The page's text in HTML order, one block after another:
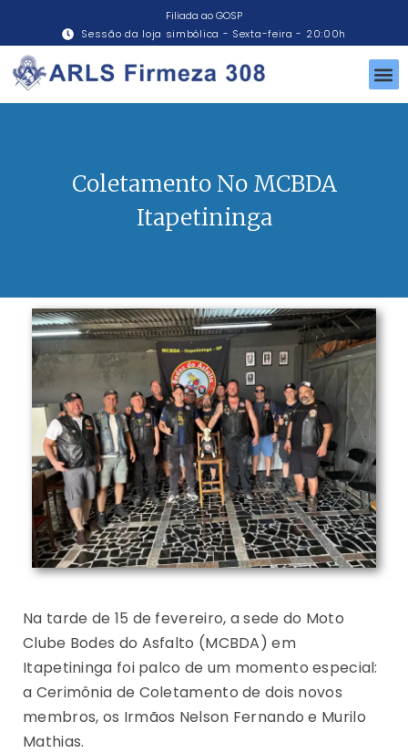
Filiada ao GOSP
Sessão da loja simbólica - Sexta-feira - 20:00h
Coletamento No MCBDA
Itapetininga
Na tarde de 15 de fevereiro, a sede do Moto
Clube Bodes do Asfalto (MCBDA) em
Itapetininga foi palco de um momento especial:
a Cerimônia de Coletamento de dois novos
membros, os Irmãos Nelson Fernando e Murilo
Mathias.